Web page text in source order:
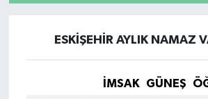
ESKİŞEHİR AYLIK NAMAZ
İMSAK GÜNEŞ